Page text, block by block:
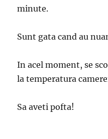
minute.
Sunt gata cand au
In acel moment, se
la temperatura
Sa aveti pofta!